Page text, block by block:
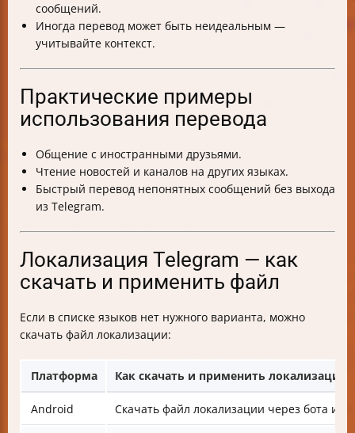
сообщений.
Иногда перевод может быть неидеальным —
учитывайте контекст.
Практические примеры
использования перевода
Общение с иностранными друзьями.
Чтение новостей и каналов на других языках.
Быстрый перевод непонятных сообщений без выхода
из Telegram.
Локализация Telegram — как
скачать и применить файл
Если в списке языков нет нужного варианта, можно
скачать файл локализации:
Платформа Как скачать и применить локализацию
Android Скачать файл локализации через бота